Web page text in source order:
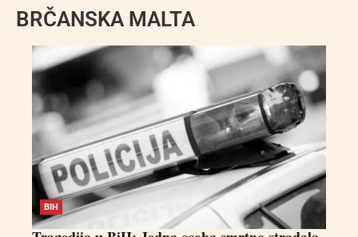
BRČANSKA MALTA
BIH